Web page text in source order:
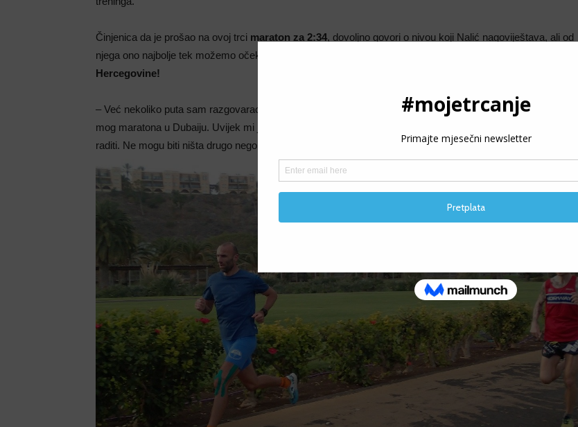
Činjenica da je prošao na ovoj trci maraton za 2:34, dovoljno govori o nivou koji Nalić nagoviještava, ali od
njega ono najbolje tek možemo očekivati.
Hercegovine!
– Već nekoliko puta sam razgovarao sa vođom tima, Mirsadom Abdakovićem, u kontaktu smo još od
mog maratona u Dubaiju. Uvijek mi je bila velika želja da predstavljam BiH i nadam se da ću to ove godine i
raditi. Ne mogu biti ništa drugo nego Bosanac, moje je sve dole, kaže Mirza.